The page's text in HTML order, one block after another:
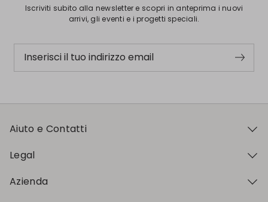
Iscriviti subito alla newsletter e scopri in anteprima i nuovi
arrivi, gli eventi e i progetti speciali.
Inserisci il tuo indirizzo email
Aiuto e Contatti
Legal
Azienda